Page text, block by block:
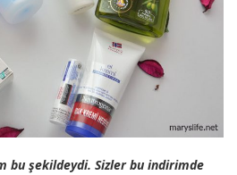
bu şekildeydi. Sizler bu indirimde